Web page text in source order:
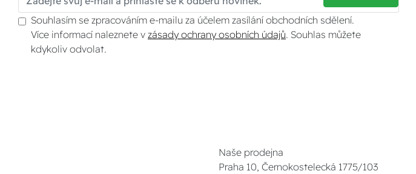
Souhlasím se zpracováním e-mailu za účelem zasílání obchodních sdělení.
Více informací naleznete v zásady ochrany osobních údajů. Souhlas můžete
kdykoliv odvolat.
Naše prodejna
Praha 10, Černokostelecká 1775/103